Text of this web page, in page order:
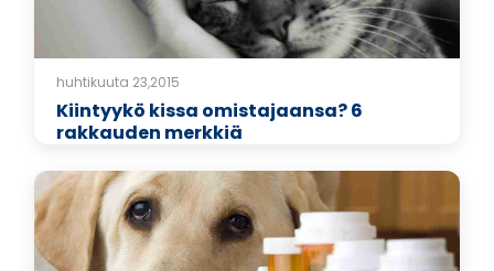
huhtikuuta 23,2015
Kiintyykö kissa omistajaansa? 6
rakkauden merkkiä